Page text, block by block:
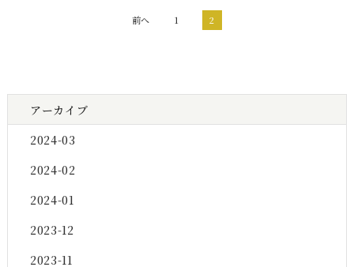
前へ 1 2
アーカイブ
2024-03
2024-02
2024-01
2023-12
2023-11